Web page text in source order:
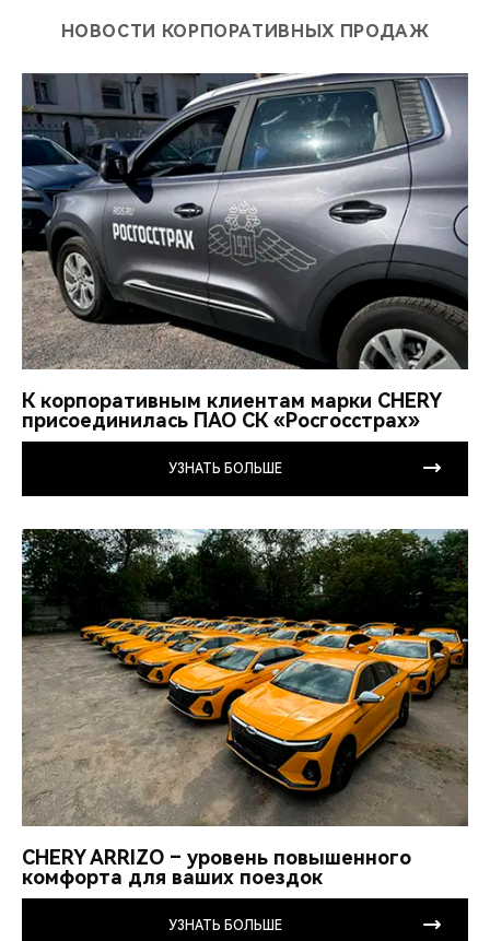
НОВОСТИ КОРПОРАТИВНЫХ ПРОДАЖ
К корпоративным клиентам марки CHERY
присоединилась ПАО СК «Росгосстрах»
УЗНАТЬ БОЛЬШЕ
CHERY ARRIZO – уровень повышенного
комфорта для ваших поездок
УЗНАТЬ БОЛЬШЕ